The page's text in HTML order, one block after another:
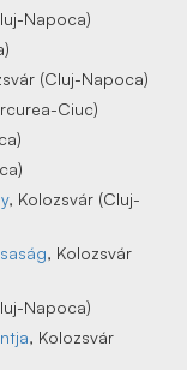
Napoca)
(Cluj-Napoca)
Ciuc)
, Kolozsvár (Cluj-
, Kolozsvár
Napoca)
, Kolozsvár